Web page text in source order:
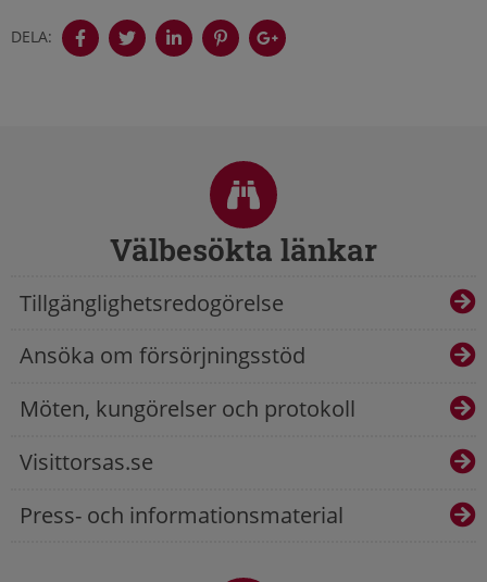
DELA:
Välbesökta länkar
Tillgänglighetsredogörelse
Ansöka om försörjningsstöd
Möten, kungörelser och protokoll
Visittorsas.se
Press- och informationsmaterial